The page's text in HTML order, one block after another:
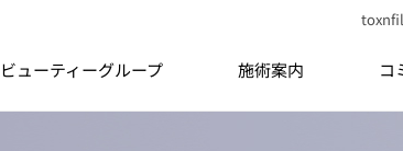
ューティーグループ 施術案内 コ